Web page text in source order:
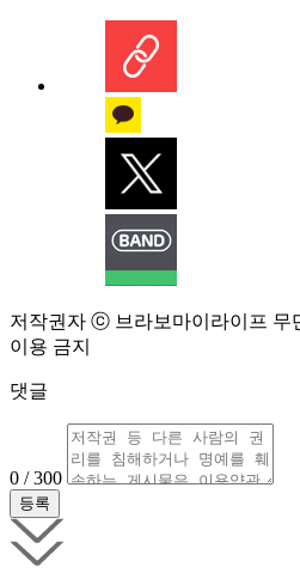
저작권자 ⓒ 브라보마이라이프 무
이용 금지
댓글
0 / 300